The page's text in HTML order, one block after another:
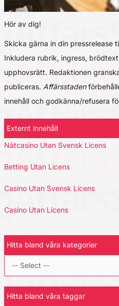
Hör av dig!
Skicka gärna in din pressrelease
Inkludera rubrik, ingress,
upphovsrätt. Redaktionen
publiceras. Affärsstaden
innehåll och godkänna/refusera
Externt innehåll
Nätcasino Utan Svensk Licens
Betting Utan Licens
Casino Utan Svensk Licens
Casino Utan Licens
Hitta bland våra kategorier
Hitta bland våra taggar